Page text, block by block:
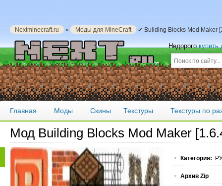
Nextminecraft.ru » Моды для MineCraft ✔ Building Blocks Mod Maker
Недорогокупить
Главная Моды Скины Текстуры Текстуры по
Мод Building Blocks Mod Maker
Категория:
Архив Zip